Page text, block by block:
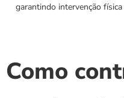
garantindo intervenção
Como